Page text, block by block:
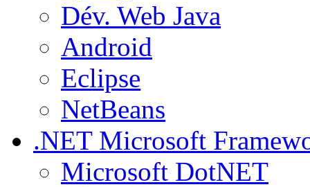
Dév. Web Java
Android
Eclipse
NetBeans
.NET Microsoft
Microsoft DotNET